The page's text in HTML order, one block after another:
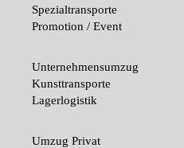
Spezialtransporte
Promotion / Event
Unternehmensumzug
Kunsttransporte
Lagerlogistik
Umzug Privat